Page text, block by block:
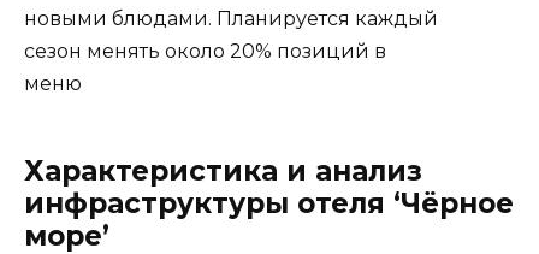
новыми блюдами. Планируется каждый
сезон менять около 20% позиций в
меню
Характеристика и анализ
инфраструктуры отеля ‘Чёрное
море’